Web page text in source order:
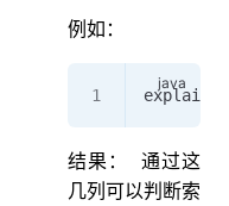
例如：
explain
结果：
通过这
几列可以判断索